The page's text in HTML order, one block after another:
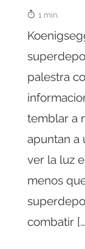
1 min.
palestra
temblar a
apuntan a
ver la luz
menos
combatir